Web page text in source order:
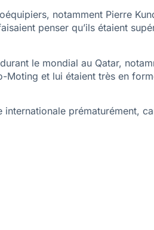
notamment Pierre
penser qu’ils étaient
le mondial au Qatar,
et lui étaient très en
prématurément,